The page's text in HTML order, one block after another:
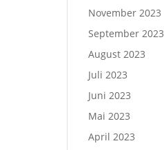
November 2023
September 2023
August 2023
Juli 2023
Juni 2023
Mai 2023
April 2023